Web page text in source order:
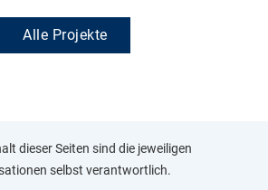
Alle Projekte
dieser Seiten sind die jeweiligen
selbst verantwortlich.